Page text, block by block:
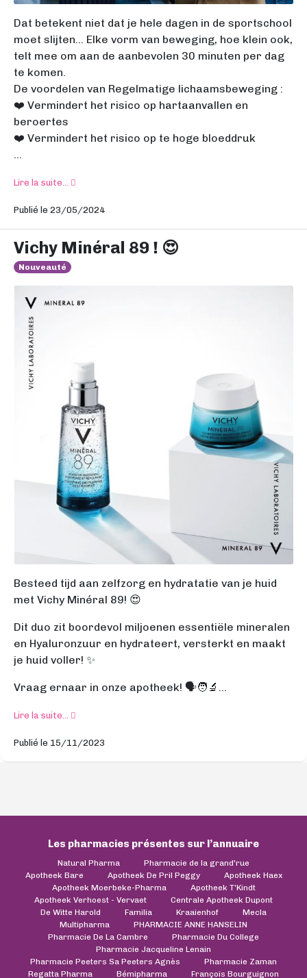
Dat betekent niet dat je hele dagen in de sportschool
moet slijten… Elke vorm van beweging, hoe klein ook,
telt mee om aan de aanbevolen 30 minuten per dag
te komen.
De voordelen van Regelmatige lichaamsbeweging :
❤️ Vermindert het risico op hartaanvallen en
beroertes
❤️ Vermindert het risico op te hoge bloeddruk
...
Lire la suite...
Publié le 23/05/2024
Vichy Minéral 89 ! 😍
Nouveauté
Besteed tijd aan zelfzorg en hydratatie van je huid
met Vichy Minéral 89! 😍
Dit duo zit boordevol miljoenen essentiële mineralen
en Hyaluronzuur en hydrateert, versterkt en maakt
je huid voller! ✨
Vraag ernaar in onze apotheek! 🗣🧑‍🔬...
Lire la suite...
Publié le 15/11/2023
Les pharmacies présentes sur l’annuaire
Natural Pharma
Pharmacie de la grand'rue
Apotheek Bare
Apotheek De Pril Peggy
Apotheek Haex
Apotheek Moerbeke-Pharma
Apotheek T'Kindt
Apotheek Verhoest - Vervaet
Centrale Apotheek Dupont
De Witte Harold
Familia Kraaienhof
Mecla
Multipharma
PHARMACIE ANNE HANSELIN
Pharmacie De La Cambre
Pharmacie Du College
Pharmacie Jacqueline Lenain
Pharmacie Peeters Sa Peeters Agnès
Pharmacie Zaman
Regatta Pharma
Bémipharma François Bourguignon